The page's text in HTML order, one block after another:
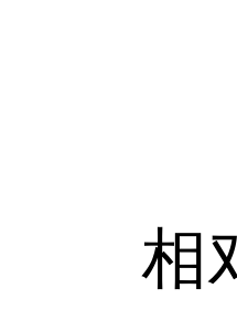
相对